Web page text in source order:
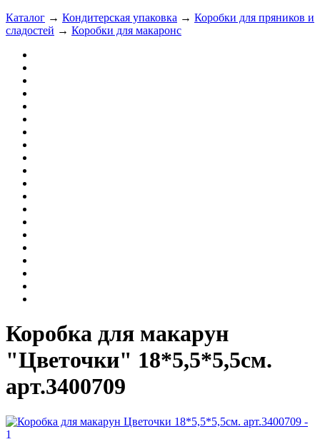
Каталог → Кондитерская упаковка → Коробки для пряников и
сладостей → Коробки для макаронс
Коробка для макарун
"Цветочки" 18*5,5*5,5см.
арт.3400709